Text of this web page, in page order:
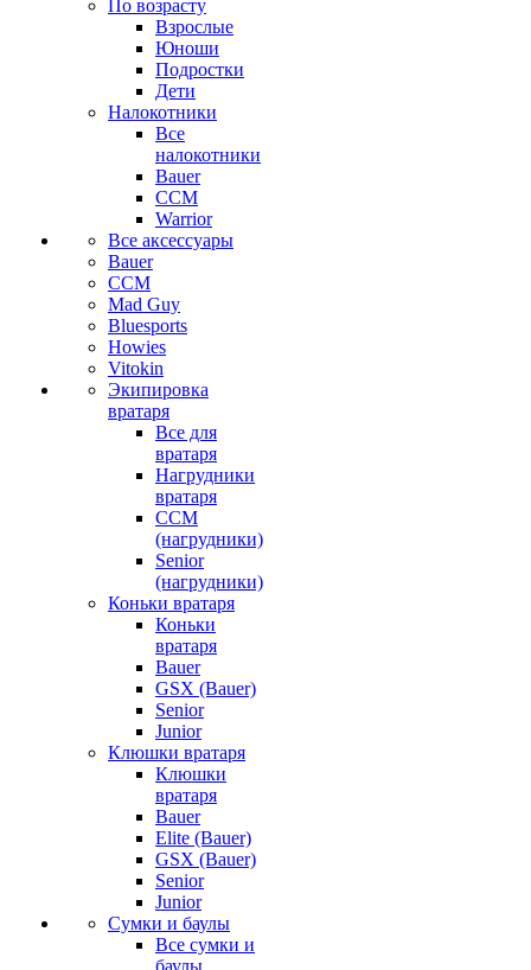
По возрасту
Взрослые
Юноши
Подростки
Дети
Налокотники
Все
налокотники
Bauer
CCM
Warrior
Все аксессуары
Bauer
CCM
Mad Guy
Bluesports
Howies
Vitokin
Экипировка
вратаря
Все для
вратаря
Нагрудники
вратаря
CCM
(нагрудники)
Senior
(нагрудники)
Коньки вратаря
Коньки
вратаря
Bauer
GSX (Bauer)
Senior
Junior
Клюшки вратаря
Клюшки
вратаря
Bauer
Elite (Bauer)
GSX (Bauer)
Senior
Junior
Сумки и баулы
Все сумки и
баулы